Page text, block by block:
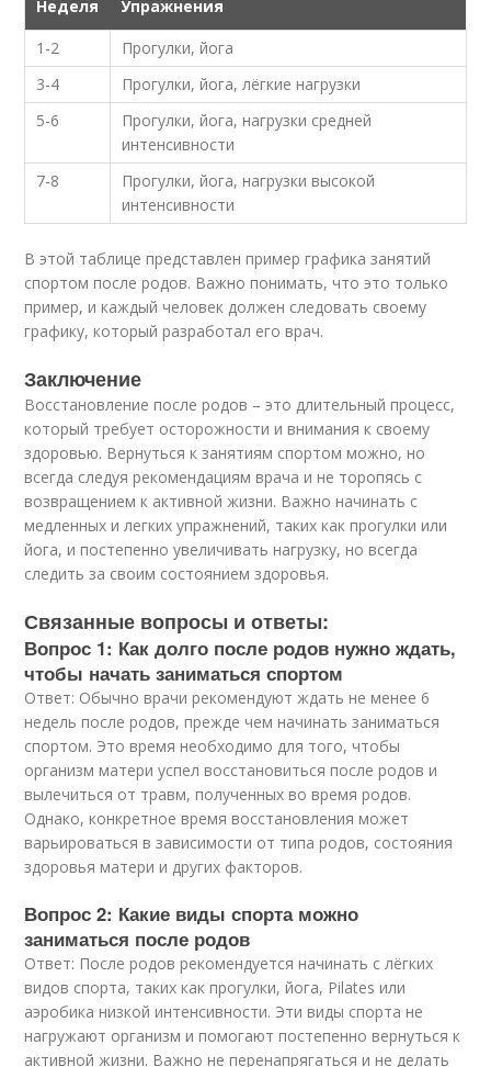
Неделя
Упражнения
1-2
Прогулки, йога
3-4
Прогулки, йога, лёгкие нагрузки
5-6
Прогулки, йога, нагрузки средней
интенсивности
7-8
Прогулки, йога, нагрузки высокой
интенсивности
В этой таблице представлен пример графика занятий
спортом после родов. Важно понимать, что это только
пример, и каждый человек должен следовать своему
графику, который разработал его врач.
Заключение
Восстановление после родов – это длительный процесс,
который требует осторожности и внимания к своему
здоровью. Вернуться к занятиям спортом можно, но
всегда следуя рекомендациям врача и не торопясь с
возвращением к активной жизни. Важно начинать с
медленных и легких упражнений, таких как прогулки или
йога, и постепенно увеличивать нагрузку, но всегда
следить за своим состоянием здоровья.
Связанные вопросы и ответы:
Вопрос 1: Как долго после родов нужно ждать,
чтобы начать заниматься спортом
Ответ: Обычно врачи рекомендуют ждать не менее 6
недель после родов, прежде чем начинать заниматься
спортом. Это время необходимо для того, чтобы
организм матери успел восстановиться после родов и
вылечиться от травм, полученных во время родов.
Однако, конкретное время восстановления может
варьироваться в зависимости от типа родов, состояния
здоровья матери и других факторов.
Вопрос 2: Какие виды спорта можно
заниматься после родов
Ответ: После родов рекомендуется начинать с лёгких
видов спорта, таких как прогулки, йога, Pilates или
аэробика низкой интенсивности. Эти виды спорта не
нагружают организм и помогают постепенно вернуться к
активной жизни. Важно не перенапрягаться и не делать